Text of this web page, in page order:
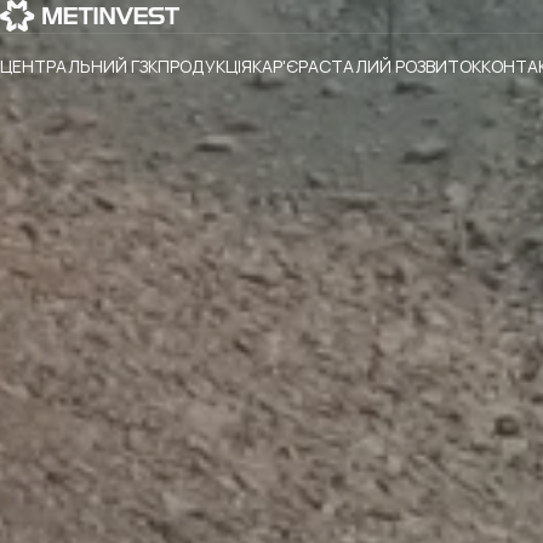
ЦЕНТРАЛЬНИЙ ГЗКПРОДУКЦІЯКАР'ЄРАСТАЛИЙ РОЗВИТОК